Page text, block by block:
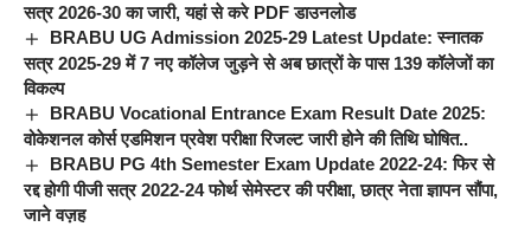
सत्र 2026-30 का जारी, यहां से करे PDF डाउनलोड
BRABU UG Admission 2025-29 Latest Update: स्नातक
सत्र 2025-29 में 7 नए कॉलेज जुड़ने से अब छात्रों के पास 139 कॉलेजों का
विकल्प
BRABU Vocational Entrance Exam Result Date 2025:
वोकेशनल कोर्स एडमिशन प्रवेश परीक्षा रिजल्ट जारी होने की तिथि घोषित..
BRABU PG 4th Semester Exam Update 2022-24: फिर से
रद्द होगी पीजी सत्र 2022-24 फोर्थ सेमेस्टर की परीक्षा, छात्र नेता ज्ञापन सौंपा,
जाने वज़ह